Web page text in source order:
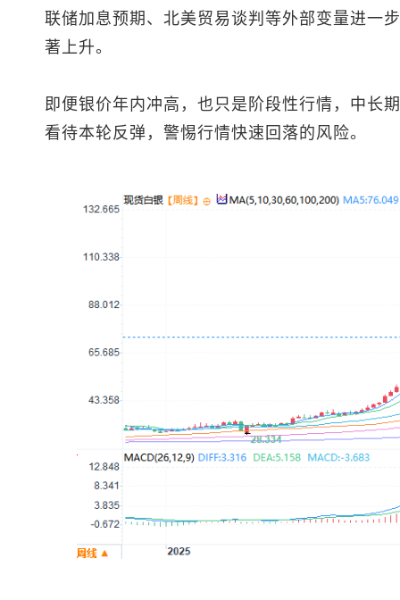
联储加息预期、北美贸易谈判等外部变量进一
著上升。
即便银价年内冲高，也只是阶段性行情，中长
看待本轮反弹，警惕行情快速回落的风险。